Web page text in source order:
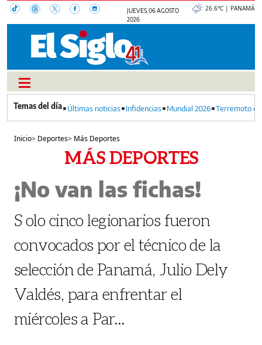
JUEVES, 06 AGOSTO
2026
26.6°C | PANAMÁ
Últimas noticias Infidencias Mundial 2026 Terremoto
Inicio> Deportes> Más Deportes
MÁS DEPORTES
¡No van las fichas!
S olo cinco legionarios fueron
convocados por el técnico de la
selección de Panamá, Julio Dely
Valdés, para enfrentar el
miércoles a Par...